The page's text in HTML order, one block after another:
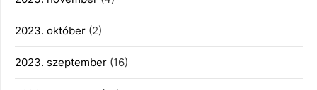
2023. október (2)
2023. szeptember (16)